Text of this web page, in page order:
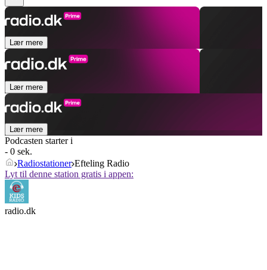
Lær mere
Lær mere
Lær mere
Podcasten starter i
- 0 sek.
Radiostationer Efteling Radio
Lyt til denne station gratis i appen:
radio.dk